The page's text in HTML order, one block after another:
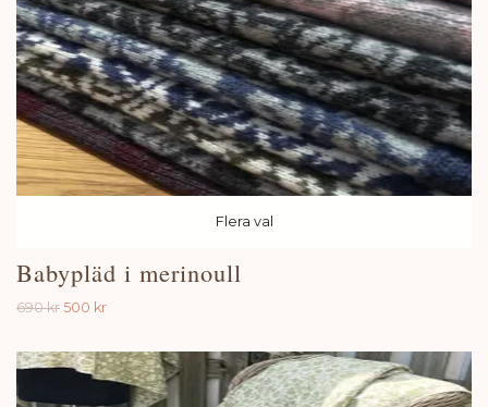
Flera val
Babypläd i merinoull
690 kr 500 kr